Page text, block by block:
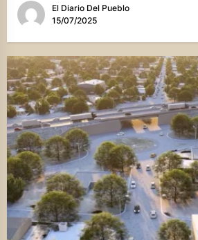
El Diario Del Pueblo
15/07/2025